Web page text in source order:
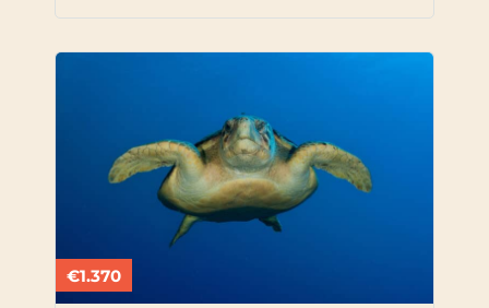
€1.370